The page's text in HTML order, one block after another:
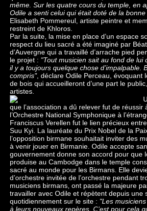
même. Sur les quatre cours du temple, en
Odile a senti celui qui était doté de la bonne
Elisabeth Pommereul, artiste peintre et
restreint de Khloros.
Par la suite, la mise en place d’un espace
respect du lieu sacré a été imaginé par
d’Auvergne qui a travaillé d’arrache pied
le projet : "Tout musicien sait au fond de lui
il y a toujours quelque chose d’impalpable.
compris", déclare Odile Perceau, évoquant
de bois qui accueilleront d’une part le
artistes.
que l’association a dû relever fut de réussir
l’Orchestre National Symphonique à
Franciscus Verellen fut le lien précieux
Suu Kyi. La lauréate du Prix Nobel de la
l’opposition birmane souhaitait inviter des
à venir jouer en Birmanie. Odile accepte
gouvernement donne son accord pour que
produise au Cambodge dans le temple
sacré au monde pour les Birmans. Elle
d’orchestre invitée de l’orchestre pendant
musiciens birmans, ont passé la majeure
travailler avec Odile et répètent depuis une
quotidiennement sur le site : "Les
à leurs nouveaux repères. C’est pour cela